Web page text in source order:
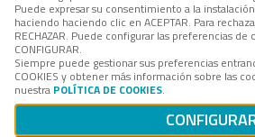
Puede expresar su consentimiento a la
haciendo haciendo clic en ACEPTAR. Para
RECHAZAR. Puede configurar las preferencias
CONFIGURAR.
Siempre puede gestionar sus preferencias
COOKIES y obtener más información sobre las
nuestra POLÍTICA DE COOKIES.